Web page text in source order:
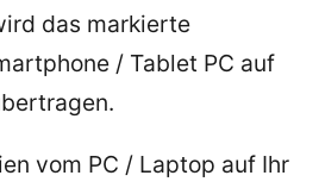
das markierte
/ Tablet PC auf
vom PC / Laptop auf Ihr